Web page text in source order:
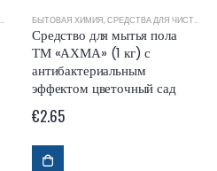
БЫТОВАЯ ХИМИЯ, СРЕДСТВА ДЛЯ ЧИСТКИ И УБОРКИ
Средство для мытья пола
ТМ «АХМА» (1 кг) с
антибактериальным
эффектом цветочный сад
€2.65